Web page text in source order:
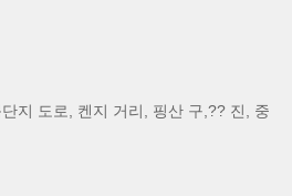
지 도로, 켄지 거리, 핑산 구,?? 진, 중